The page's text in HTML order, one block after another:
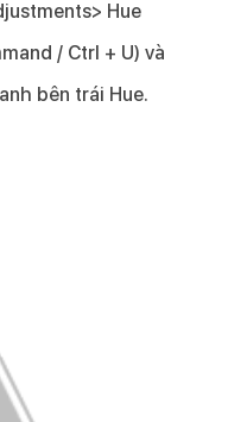
Hue
/ Ctrl + U) và
bên trái Hue.​